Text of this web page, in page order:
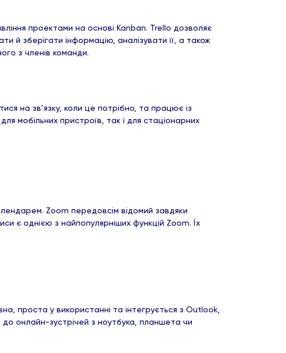
проектами на основі Kanban. Trello дозволяє
й зберігати інформацію, аналізувати її, а також
з членів команди.
на зв’язку, коли це потрібно, та працює із
мобільних пристроїв, так і для стаціонарних
Zoom передовсім відомий завдяки
є однією з найпопулярніших функцій Zoom. Їх
проста у використанні та інтегрується з Outlook,
онлайн-зустрічей з ноутбука, планшета чи